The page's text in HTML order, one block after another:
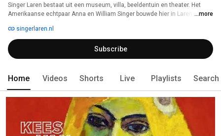
Singer Laren bestaat uit een museum, villa, beeldentuin en theater. Het
Amerikaanse echtpaar Anna en William Singer bouwde hier in Laren begin
onder wie vele kunstenaars. Samen brachten ze een indrukwekkende
kunstcollectie bijeen. In 1956 werden er een museum en een theater aan
de villa gebouwd.
...more
singerlaren.nl
Subscribe
Home Videos Shorts Live Playlists Search